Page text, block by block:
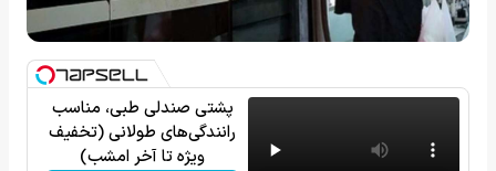
پشتی صندلی طبی، مناسب
رانندگی‌های طولانی (تخفیف
ویژه تا آخر امشب)